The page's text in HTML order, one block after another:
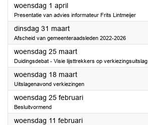
woensdag 1 april2026
Presentatie van advies informateur Frits Lintmeijer
dinsdag 31 maart2026
Afscheid van gemeenteraadsleden 2022-2026
woensdag 25 maart2026
Duidingsdebat - Visie lijsttrekkers op verkiezingsuitslag
woensdag 18 maart2026
Uitslagenavond verkiezingen
woensdag 25 februari2026
Besluitvormend
woensdag 11 februari2026